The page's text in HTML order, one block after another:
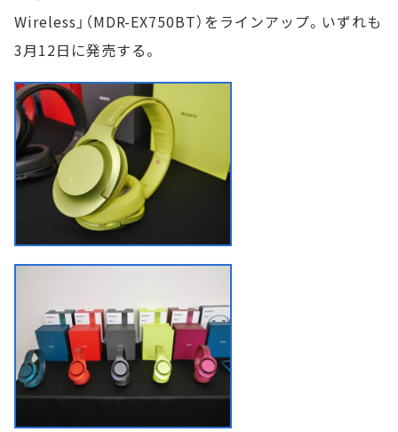
Wireless」（MDR-EX750BT）をラインアップ。いずれも
3月12日に発売する。